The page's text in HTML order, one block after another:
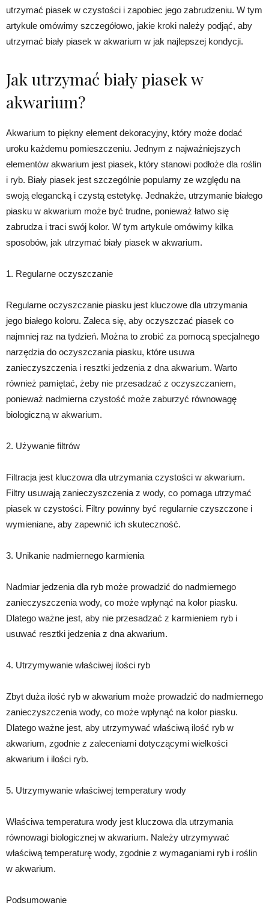
utrzymać piasek w czystości i zapobiec jego zabrudzeniu. W tym
artykule omówimy szczegółowo, jakie kroki należy podjąć, aby
utrzymać biały piasek w akwarium w jak najlepszej kondycji.
Jak utrzymać biały piasek w
akwarium?
Akwarium to piękny element dekoracyjny, który może dodać
uroku każdemu pomieszczeniu. Jednym z najważniejszych
elementów akwarium jest piasek, który stanowi podłoże dla roślin
i ryb. Biały piasek jest szczególnie popularny ze względu na
swoją elegancką i czystą estetykę. Jednakże, utrzymanie białego
piasku w akwarium może być trudne, ponieważ łatwo się
zabrudza i traci swój kolor. W tym artykule omówimy kilka
sposobów, jak utrzymać biały piasek w akwarium.
1. Regularne oczyszczanie
Regularne oczyszczanie piasku jest kluczowe dla utrzymania
jego białego koloru. Zaleca się, aby oczyszczać piasek co
najmniej raz na tydzień. Można to zrobić za pomocą specjalnego
narzędzia do oczyszczania piasku, które usuwa
zanieczyszczenia i resztki jedzenia z dna akwarium. Warto
również pamiętać, żeby nie przesadzać z oczyszczaniem,
ponieważ nadmierna czystość może zaburzyć równowagę
biologiczną w akwarium.
2. Używanie filtrów
Filtracja jest kluczowa dla utrzymania czystości w akwarium.
Filtry usuwają zanieczyszczenia z wody, co pomaga utrzymać
piasek w czystości. Filtry powinny być regularnie czyszczone i
wymieniane, aby zapewnić ich skuteczność.
3. Unikanie nadmiernego karmienia
Nadmiar jedzenia dla ryb może prowadzić do nadmiernego
zanieczyszczenia wody, co może wpłynąć na kolor piasku.
Dlatego ważne jest, aby nie przesadzać z karmieniem ryb i
usuwać resztki jedzenia z dna akwarium.
4. Utrzymywanie właściwej ilości ryb
Zbyt duża ilość ryb w akwarium może prowadzić do nadmiernego
zanieczyszczenia wody, co może wpłynąć na kolor piasku.
Dlatego ważne jest, aby utrzymywać właściwą ilość ryb w
akwarium, zgodnie z zaleceniami dotyczącymi wielkości
akwarium i ilości ryb.
5. Utrzymywanie właściwej temperatury wody
Właściwa temperatura wody jest kluczowa dla utrzymania
równowagi biologicznej w akwarium. Należy utrzymywać
właściwą temperaturę wody, zgodnie z wymaganiami ryb i roślin
w akwarium.
Podsumowanie